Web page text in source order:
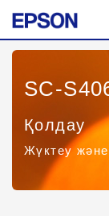
SC-
Қолдау
Жүктеу